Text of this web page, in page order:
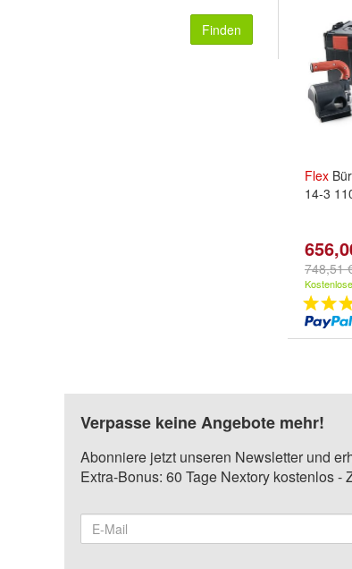
Finden
Flex
14-3
748,51
Verpasse keine Angebote mehr!
Abonniere jetzt unseren Newsletter und
Extra-Bonus: 60 Tage Nextory kostenlos